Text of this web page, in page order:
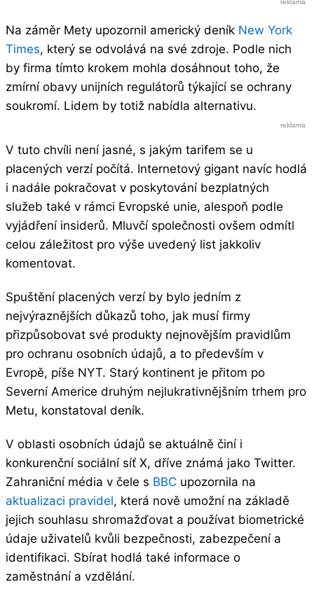
Na záměr Mety upozornil americký deník New York
Times, který se odvolává na své zdroje. Podle nich
by firma tímto krokem mohla dosáhnout toho, že
zmírní obavy unijních regulátorů týkající se ochrany
soukromí. Lidem by totiž nabídla alternativu.
V tuto chvíli není jasné, s jakým tarifem se u
placených verzí počítá. Internetový gigant navíc hodlá
i nadále pokračovat v poskytování bezplatných
služeb také v rámci Evropské unie, alespoň podle
vyjádření insiderů. Mluvčí společnosti ovšem odmítl
celou záležitost pro výše uvedený list jakkoliv
komentovat.
Spuštění placených verzí by bylo jedním z
nejvýraznějších důkazů toho, jak musí firmy
přizpůsobovat své produkty nejnovějším pravidlům
pro ochranu osobních údajů, a to především v
Evropě, píše NYT. Starý kontinent je přitom po
Severní Americe druhým nejlukrativnějšním trhem pro
Metu, konstatoval deník.
V oblasti osobních údajů se aktuálně činí i
konkurenční sociální síť X, dříve známá jako Twitter.
Zahraniční média v čele s BBC upozornila na
aktualizaci pravidel, která nově umožní na základě
jejich souhlasu shromažďovat a používat biometrické
údaje uživatelů kvůli bezpečnosti, zabezpečení a
identifikaci. Sbírat hodlá také informace o
zaměstnání a vzdělání.